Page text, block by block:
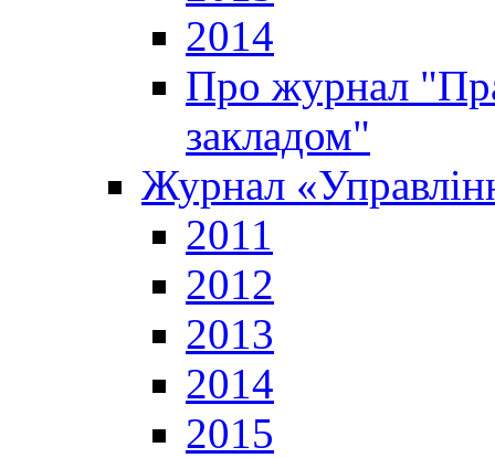
2014
Про журнал
закладом"
Журнал
2011
2012
2013
2014
2015